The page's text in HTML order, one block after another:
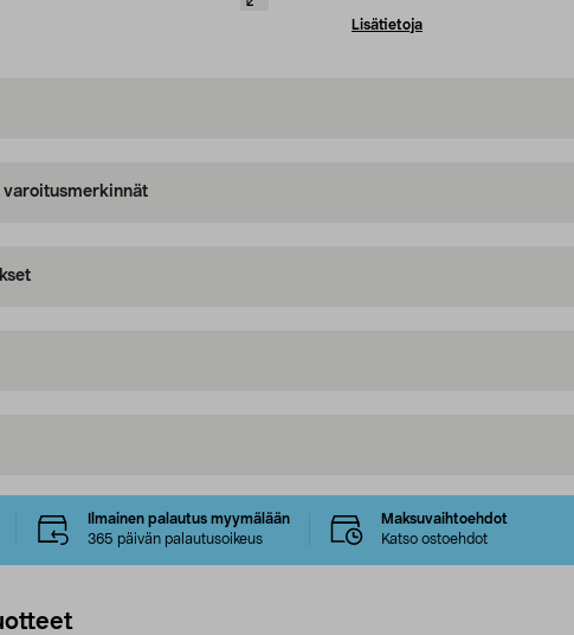
Lisätietoja
varoitusmerkinnät
Ilmainen palautus myymälään
365 päivän palautusoikeus
Maksuvaihtoehdot
Katso ostoehdot